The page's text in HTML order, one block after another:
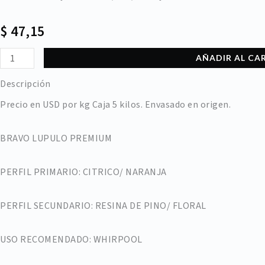
$ 47,15
Lúpulo
Bravo
YAKIMA
HOPS
AÑADIR AL
Descripción
Precio en USD por kg Caja 5 kilos. Envasado en origen.
BRAVO LUPULO PREMIUM
PERFIL PRIMARIO: CITRICO/ NARANJA
PERFIL SECUNDARIO: RESINA DE PINO/ FLORAL
USO RECOMENDADO: WHIRPOOL